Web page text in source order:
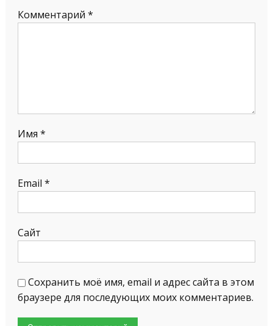
Комментарий *
Имя *
Email *
Сайт
Сохранить моё имя, email и адрес сайта в этом
браузере для последующих моих комментариев.